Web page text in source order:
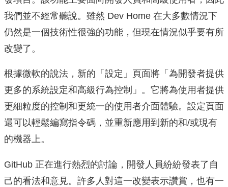
我們並不經常聽說。雖然 Dev Home 在大多數情況下
仍然是一個技術性很強的功能，但現在情況似乎要有所
改變了。
根據微軟的說法，新的「設定」頁面將「為開發者提供
更多的系統設定和高級行為控制」。它將為使用者提供
更細粒度的控制和更統一的使用者介面體驗。設定頁面
還可以輕鬆編寫指令碼，並重新應用到新的和/或現有
的機器上。
GitHub 正在進行熱烈的討論，開發人員紛紛發表了自
己的看法和意見。許多人對這一改變表示讚賞，也有一